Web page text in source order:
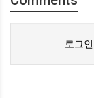
로그